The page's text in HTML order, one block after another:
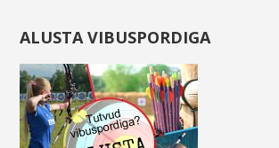
ALUSTA VIBUSPORDIGA